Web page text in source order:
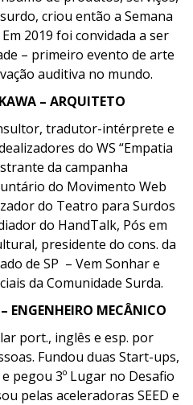
criou então a Semana
2019 foi convidada a ser
– primeiro evento de arte
auditiva no mundo.
– ARQUITETO
tradutor-intérprete e
do WS “Empatia
da campanha
do Movimento Web
do Teatro para Surdos
do HandTalk, Pós em
presidente do cons. da
de SP – Vem Sonhar e
da Comunidade Surda.
ENGENHEIRO MECÂNICO
port., inglês e esp. por
Fundou duas Start-ups,
pegou 3º Lugar no Desafio
pelas aceleradoras SEED e